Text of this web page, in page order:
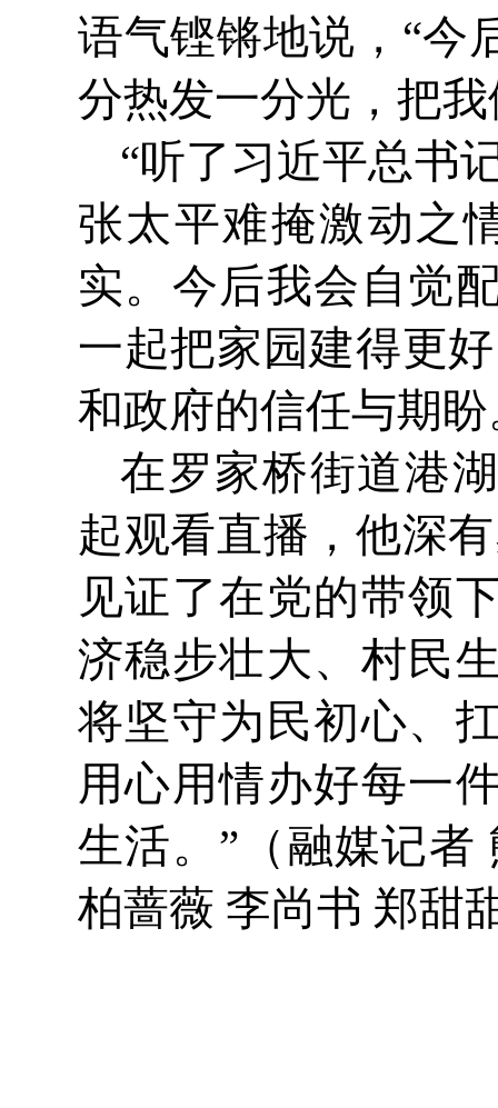
语气铿锵地说，“今
分热发一分光，把
“听了习近平总书
张太平难掩激动之
实。今后我会自觉
一起把家园建得更
和政府的信任与期
在罗家桥街道港
起观看直播，他深
见证了在党的带领
济稳步壮大、村民
将坚守为民初心、
用心用情办好每一
生活。”（融媒记者
柏蔷薇 李尚书 郑甜